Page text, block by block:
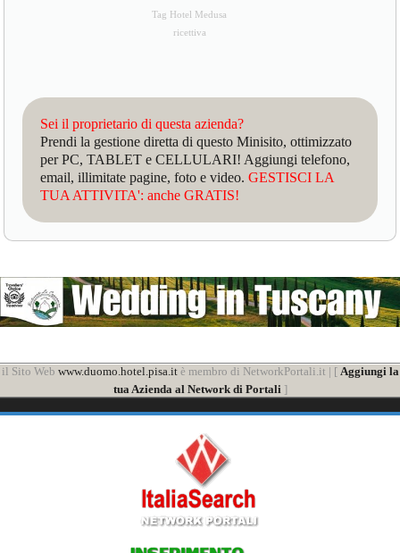
Tag Hotel Medusa
ricettiva
Sei il proprietario di questa azienda?
Prendi la gestione diretta di questo Minisito, ottimizzato
per PC, TABLET e CELLULARI! Aggiungi telefono,
email, illimitate pagine, foto e video.GESTISCI LA
TUA ATTIVITA': anche GRATIS!
il Sito Web www.duomo.hotel.pisa.itè membro di NetworkPortali.it | [ Aggiungi la
tua Azienda al Network di Portali ]